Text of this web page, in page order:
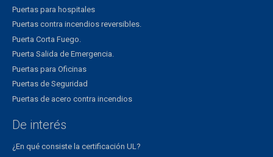
Puertas para hospitales
Puertas contra incendios reversibles.
Puerta Corta Fuego.
Puerta Salida de Emergencia.
Puertas para Oficinas
Puertas de Seguridad
Puertas de acero contra incendios
De interés
¿En qué consiste la certificación UL?